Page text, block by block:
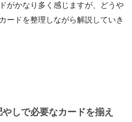
がかなり多く感じますが、どうや
ードを整理しながら解説していき
しで必要なカードを揃え